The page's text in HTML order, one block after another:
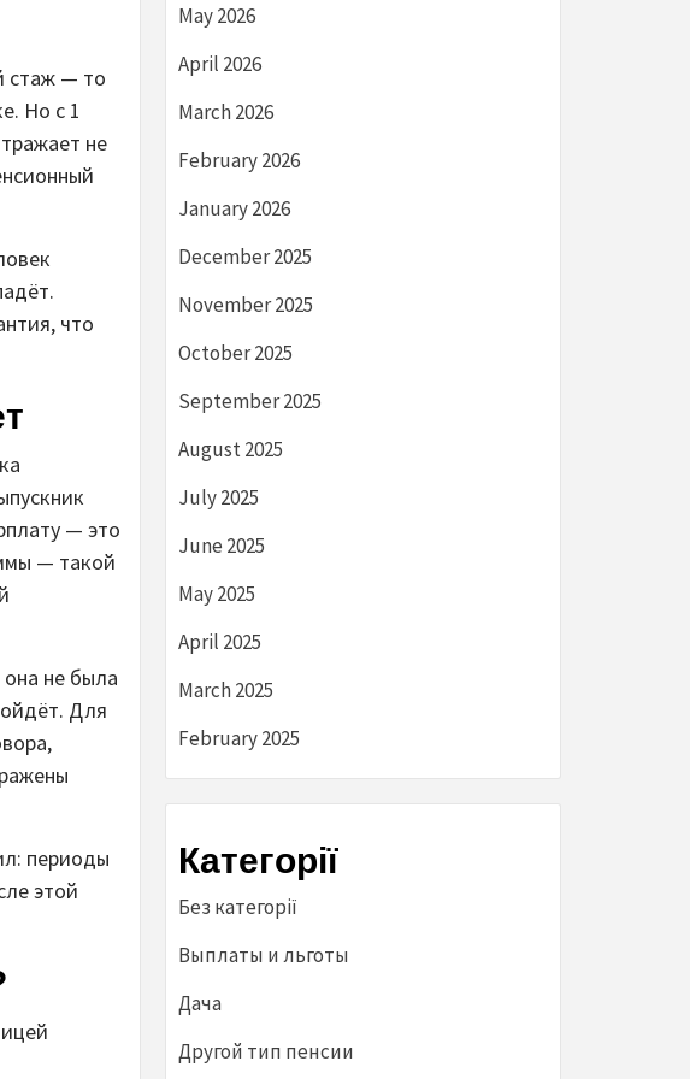
стаж — то
Но с 1
не
что
— это
— такой
не была
Для
периоды
этой
May 2026
April 2026
March 2026
February 2026
January 2026
December 2025
November 2025
October 2025
September 2025
August 2025
July 2025
June 2025
May 2025
April 2025
March 2025
February 2025
Категорії
Без категорії
Выплаты и льготы
Дача
Другой тип пенсии